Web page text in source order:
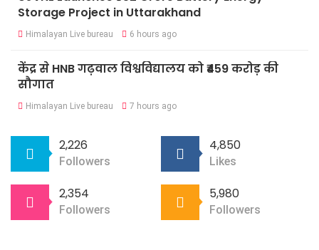
Storage Project in Uttarakhand
Himalayan Live bureau 6 hours ago
केंद्र से HNB गढ़वाल विश्वविद्यालय को ₹459 करोड़ की
सौगात
Himalayan Live bureau 7 hours ago
2,226
Followers
4,850
Likes
2,354
Followers
5,980
Followers